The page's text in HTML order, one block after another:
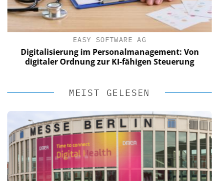
EASY SOFTWARE AG
Digitalisierung im Personalmanagement: Von
digitaler Ordnung zur KI-fähigen Steuerung
MEIST GELESEN